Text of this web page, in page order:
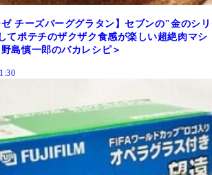
ゼ チーズバーググラタン】セブンの"金のシリ
てポテチのザクザク食感が楽しい超絶肉マシ
島慎一郎のバカレシピ＞